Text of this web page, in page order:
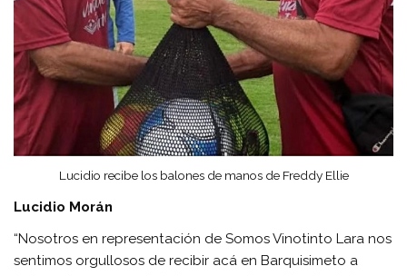
Lucidio recibe los balones de manos de Freddy Ellie
Lucidio Morán
“Nosotros en representación de Somos Vinotinto Lara nos
sentimos orgullosos de recibir acá en Barquisimeto a